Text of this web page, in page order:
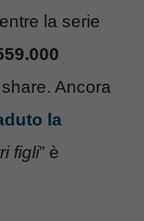
la serie
Ancora
la
figli” è